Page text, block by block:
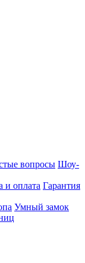
вопросы Шоу-
и оплата Гарантия
Умный замок